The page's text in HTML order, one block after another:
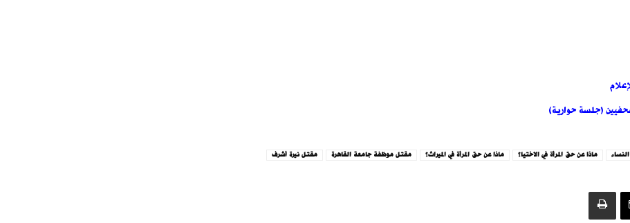
ماذا عن حق المرأة في الاختيا؟ ماذا عن حق المرأة في الميراث؟ مقتل موظفة جامعة القاهرة مقتل نيرة أشرف